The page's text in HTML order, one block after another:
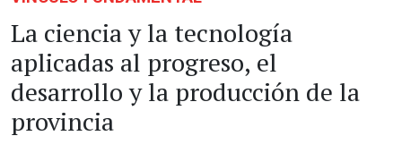
La ciencia y la tecnología
aplicadas al progreso, el
desarrollo y la producción de la
provincia